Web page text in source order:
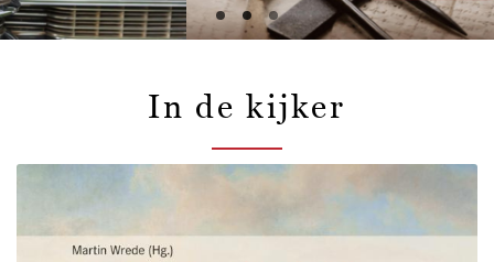
In de kijker